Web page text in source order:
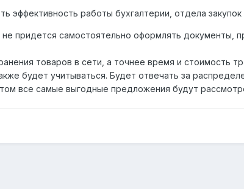
эффективность работы бухгалтерии, отдела
придется самостоятельно оформлять документы,
товаров в сети, а точнее время и стоимость
будет учитываться. Будет отвечать за
все самые выгодные предложения будут